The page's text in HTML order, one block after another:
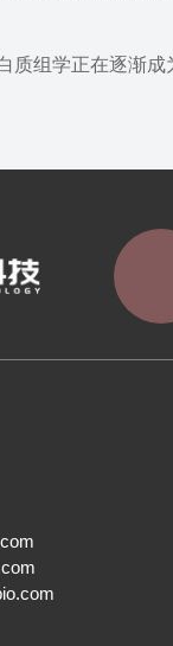
质组学正在逐渐